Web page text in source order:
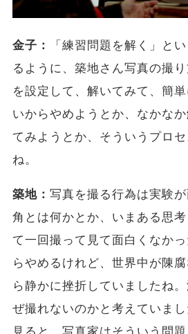
金子：
「練習問題を解く」と
るように、築地さん写真の撮
を設定して、解いてみて、簡
いからやめようとか、なかな
てみようとか、そういうプロ
ね。
築地： 写真を撮る行為は実験
角とは何かとか、いまある思
て一回撮って見て面白くなか
らやめるけれど、世界中が陳
ら静かに挫折していましたね
ぜ撮れないのかと考えていま